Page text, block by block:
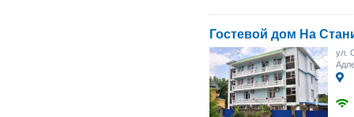
Гостевой дом На
ул.